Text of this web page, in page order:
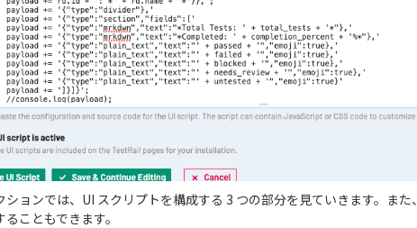
ションでは、UI スクリプトを構成する 3 つの部分を見ていきます。また、
ることもできます。